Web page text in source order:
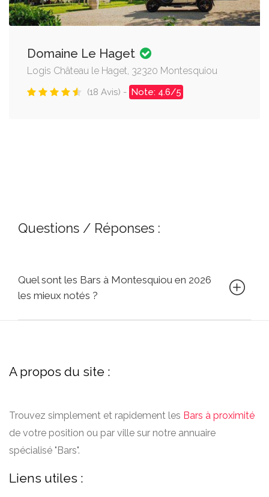
Domaine Le Haget
Logis Château le Haget, 32320 Montesquiou
(18 Avis) - Note: 4.6/5
Questions / Réponses :
Quel sont les Bars à Montesquiou en 2026
les mieux notés ?
A propos du site :
Trouvez simplement et rapidement les Bars à proximité
de votre position ou par ville sur notre annuaire
spécialisé "Bars".
Liens utiles :